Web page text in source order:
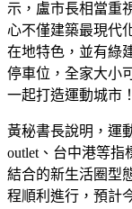
示，盧市長相當重
心不僅建築最現代
在地特色，並有綠
停車位，全家大小
一起打造運動城市！
黃秘書長說明，運
outlet、台中港等
結合的新生活圈型
程順利進行，預計